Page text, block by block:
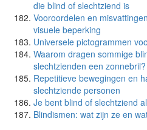
die blind of slechtziend is
Vooroordelen en
visuele beperking
Universele pictogrammen
Waarom dragen sommige
slechtzienden een zonnebril?
Repetitieve bewegingen en
slechtziende personen
Je bent blind of slechtziend
Blindismen: wat zijn ze en